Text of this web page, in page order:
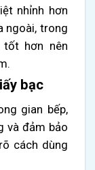
nhỉnh hơn
ngoài, trong
hơn nên
bạc
gian bếp,
và đảm bảo
cách dùng